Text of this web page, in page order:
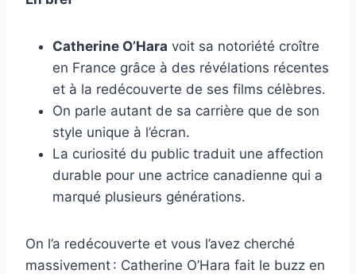
Catherine O’Hara voit sa notoriété croître
en France grâce à des révélations récentes
et à la redécouverte de ses films célèbres.
On parle autant de sa carrière que de son
style unique à l’écran.
La curiosité du public traduit une affection
durable pour une actrice canadienne qui a
marqué plusieurs générations.
On l’a redécouverte et vous l’avez cherché
massivement : Catherine O’Hara fait le buzz en